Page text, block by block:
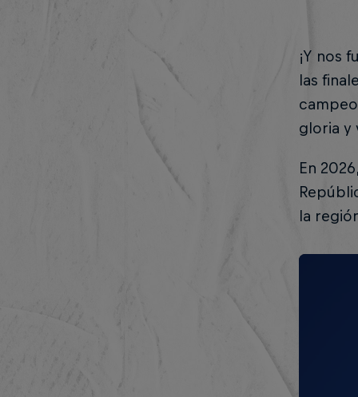
¡Y nos
las
gloria y
En
la